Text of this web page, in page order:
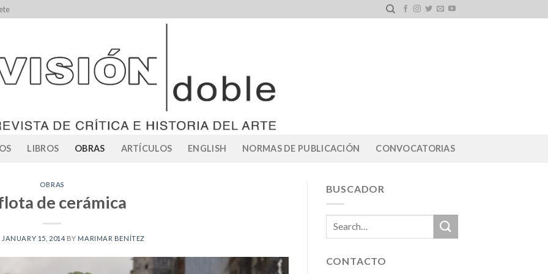
LIBROS OBRAS ARTÍCULOS ENGLISH NORMAS DE PUBLICACIÓN CONVOCATORIAS
OBRAS
de cerámica
JANUARY 15, 2014 BY MARIMAR BENÍTEZ
BUSCADOR
CONTACTO